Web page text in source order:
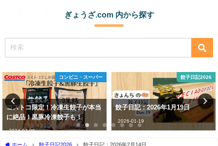
ぎょうざ.com 内から探す
餃子日記2026
餃子日記：2026年1月19日
2026-01-19
駅名
デートにオススメ！東京で餃子が
美味しいお店5選
2023-05-28
ホーム 餃子日記2026 餃子日記：2026年2月14日